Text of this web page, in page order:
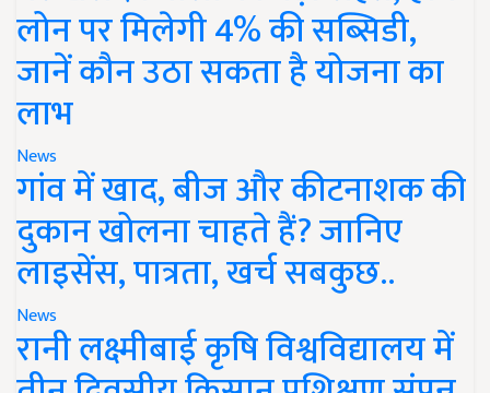
लोन पर मिलेगी 4% की सब्सिडी,
जानें कौन उठा सकता है योजना का
लाभ
News
गांव में खाद, बीज और कीटनाशक की
दुकान खोलना चाहते हैं? जानिए
लाइसेंस, पात्रता, खर्च सबकुछ..
News
रानी लक्ष्मीबाई कृषि विश्वविद्यालय में